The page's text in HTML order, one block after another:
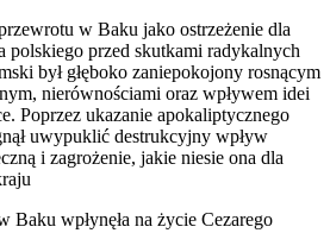
w Baku jako ostrzeżenie dla
polskiego przed skutkami radykalnych
był głęboko zaniepokojony rosnącym
nierównościami oraz wpływem idei
Poprzez ukazanie apokaliptycznego
uwypuklić destrukcyjny wpływ
i zagrożenie, jakie niesie ona dla
Baku wpłynęła na życie Cezarego